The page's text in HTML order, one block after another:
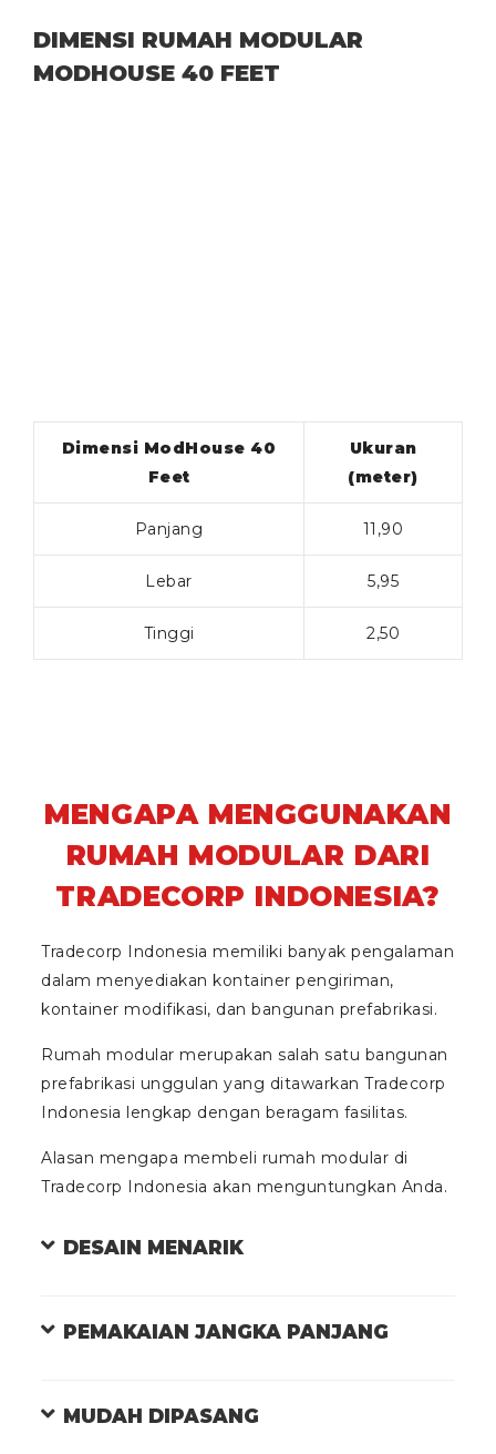
DIMENSI RUMAH MODULAR
MODHOUSE 40 FEET
Dimensi ModHouse 40
Feet
Ukuran
(meter)
Panjang 11,90
Lebar 5,95
Tinggi 2,50
MENGAPA MENGGUNAKAN
RUMAH MODULAR DARI
TRADECORP INDONESIA?
Tradecorp Indonesia memiliki banyak pengalaman
dalam menyediakan kontainer pengiriman,
kontainer modifikasi, dan bangunan prefabrikasi.
Rumah modular merupakan salah satu bangunan
prefabrikasi unggulan yang ditawarkan Tradecorp
Indonesia lengkap dengan beragam fasilitas.
Alasan mengapa membeli rumah modular di
Tradecorp Indonesia akan menguntungkan Anda.
DESAIN MENARIK
PEMAKAIAN JANGKA PANJANG
MUDAH DIPASANG